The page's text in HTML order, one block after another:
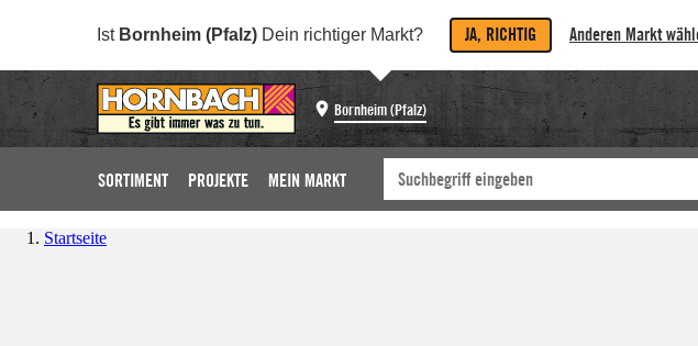
Ist Bornheim (Pfalz) Dein richtiger Markt? JA, RICHTIG Anderen Markt
Bornheim (Pfalz)
SORTIMENT PROJEKTE MEIN MARKT
Startseite